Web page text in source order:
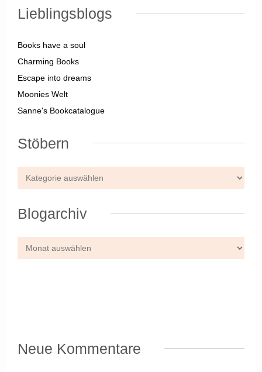
Lieblingsblogs
Books have a soul
Charming Books
Escape into dreams
Moonies Welt
Sanne's Bookcatalogue
Stöbern
Blogarchiv
Neue Kommentare